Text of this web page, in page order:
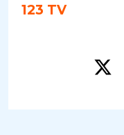
123 TV